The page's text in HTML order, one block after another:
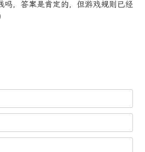
吗，答案是肯定的，但游戏规则已经